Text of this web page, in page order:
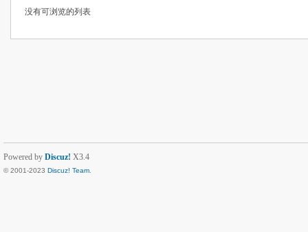
没有可浏览的列表
Powered by Discuz! X3.4
© 2001-2023 Discuz! Team